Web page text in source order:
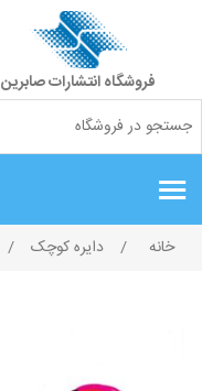
فروشگاه انتشارات صابرین
خانه / دایره کوچک /